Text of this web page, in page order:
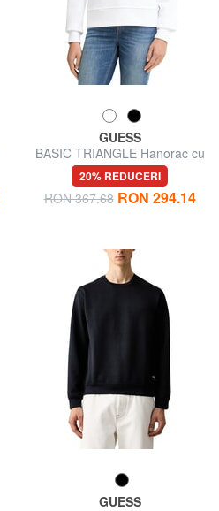
GUESS
BASIC TRIANGLE Hanorac cu
guler rotund
20% REDUCERI
RON 367.68 RON 294.14
GUESS